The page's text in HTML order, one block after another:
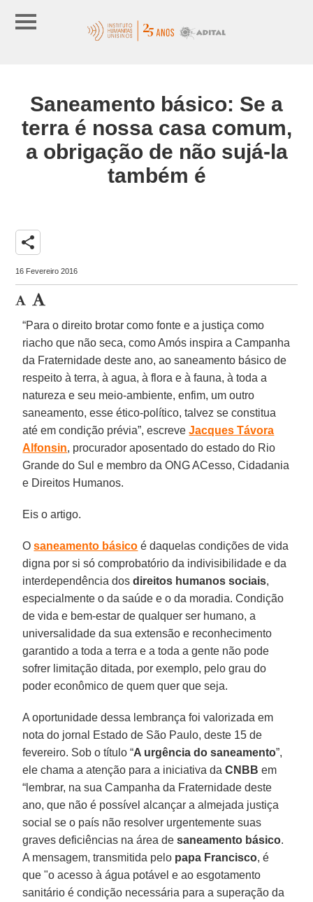
Saneamento básico: Se a
terra é nossa casa comum,
a obrigação de não sujá-la
também é
share
16 Fevereiro 2016
“Para o direito brotar como fonte e a justiça como
riacho que não seca, como Amós inspira a Campanha
da Fraternidade deste ano, ao saneamento básico de
respeito à terra, à agua, à flora e à fauna, à toda a
natureza e seu meio-ambiente, enfim, um outro
saneamento, esse ético-político, talvez se constitua
até em condição prévia”, escreveJacques Távora
Alfonsin, procurador aposentado do estado do Rio
Grande do Sul e membro da ONG ACesso, Cidadania
e Direitos Humanos.
Eis o artigo.
Osaneamento básico é daquelas condições de vida
digna por si só comprobatório da indivisibilidade e da
interdependência dosdireitos humanos sociais,
especialmente o da saúde e o da moradia. Condição
de vida e bem-estar de qualquer ser humano, a
universalidade da sua extensão e reconhecimento
garantido a toda a terra e a toda a gente não pode
sofrer limitação ditada, por exemplo, pelo grau do
poder econômico de quem quer que seja.
A oportunidade dessa lembrança foi valorizada em
nota do jornal Estado de São Paulo, deste 15 de
fevereiro. Sob o título “A urgência do saneamento”,
ele chama a atenção para a iniciativa daCNBB em
“lembrar, na sua Campanha da Fraternidade deste
ano, que não é possível alcançar a almejada justiça
social se o país não resolver urgentemente suas
graves deficiências na área desaneamento básico.
A mensagem, transmitida pelo papa Francisco, é
que "o acesso à água potável e ao esgotamento
sanitário é condição necessária para a superação da